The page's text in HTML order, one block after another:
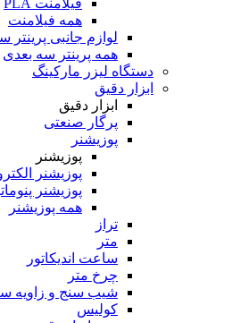
همه فیلامنت
لوازم جانبی پرینتر
همه پرینتر سه بعدی
دستگاه لیزر مارکینگ
ابزار دقیق
ابزار دقیق
پرگار صنعتی
پوزیشنر
پوزیشنر
پوزیشنر
پوزیشنر
همه پوزیشنر
تراز
متر
ساعت اندیکاتور
چرخ متر
شیب سنج و زاویه
کولیس